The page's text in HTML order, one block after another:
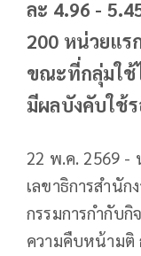
ละ 4.96 -
200 หน่วยแร
ขณะที่กลุ่มใช้
มีผลบังคับใช้
22 พ.ค. 2569
เลขาธิการสำนั
กรรมการกำกับกิ
ความคืบหน้ามติ